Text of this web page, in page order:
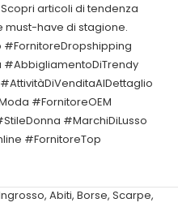
articoli di tendenza
must-have di stagione.
#AbbigliamentoDiTrendy
#FornitoreOEM
#MarchiDiLusso
#FornitoreTop
, Abiti, Borse, Scarpe,